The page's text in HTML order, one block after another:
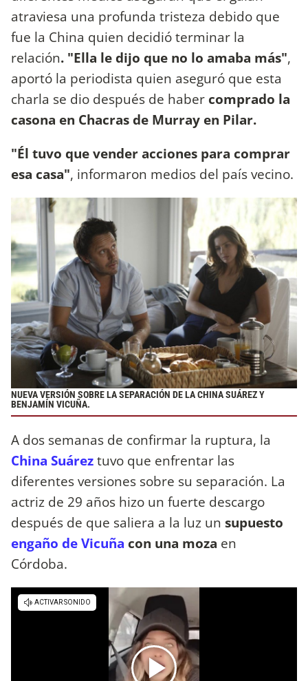
atraviesa una profunda tristeza debido que
fue la China quien decidió terminar la
relación. "Ella le dijo que no lo amaba más",
aportó la periodista quien aseguró que esta
charla se dio después de haber comprado la
casona en Chacras de Murray en Pilar.
"Él tuvo que vender acciones para comprar
esa casa", informaron medios del país vecino.
NUEVA VERSIÓN SOBRE LA SEPARACIÓN DE LA CHINA SUÁREZ Y
BENJAMÍN VICUÑA.
A dos semanas de confirmar la ruptura, la
China Suáreztuvo que enfrentar las
diferentes versiones sobre su separación. La
actriz de 29 años hizo un fuerte descargo
después de que saliera a la luz un supuesto
engaño de Vicuña con una moza en
Córdoba.